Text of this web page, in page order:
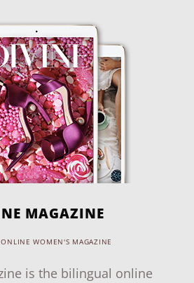
MAGAZINE
ONLINE WOMEN'S MAGAZINE
is the bilingual online